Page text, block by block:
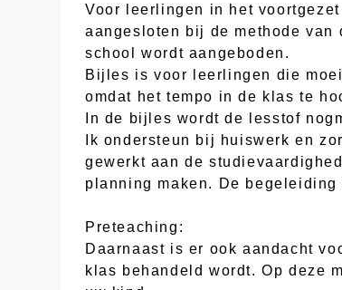
Voor leerlingen in het
aangesloten bij de methode
school wordt aangeboden.
Bijles is voor leerlingen die
omdat het tempo in de klas te
In de bijles wordt de lesstof
Ik ondersteun bij huiswerk en
gewerkt aan de
planning maken. De
Preteaching:
Daarnaast is er ook aandacht
klas behandeld wordt. Op deze